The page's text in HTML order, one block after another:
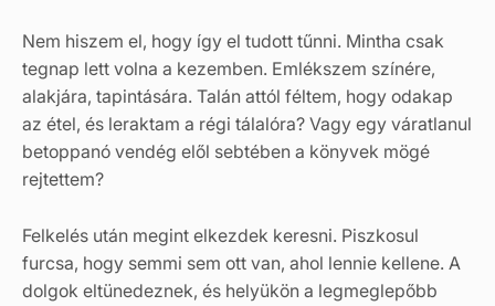
Nem hiszem el, hogy így el tudott tűnni. Mintha csak
tegnap lett volna a kezemben. Emlékszem színére,
alakjára, tapintására. Talán attól féltem, hogy odakap
az étel, és leraktam a régi tálalóra? Vagy egy váratlanul
betoppanó vendég elől sebtében a könyvek mögé
rejtettem?
Felkelés után megint elkezdek keresni. Piszkosul
furcsa, hogy semmi sem ott van, ahol lennie kellene. A
dolgok eltünedeznek, és helyükön a legmeglepőbb